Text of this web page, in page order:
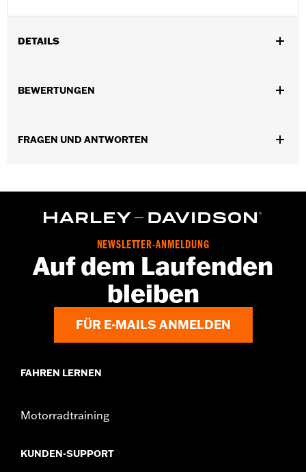
DETAILS
Funktionsmerkmale:
Pant Style: Bootcut
BEWERTUNGEN
FRAGEN UND ANTWORTEN
NEWSLETTER-ANMELDUNG
Auf dem Laufenden
bleiben
FÜR E-MAILS ANMELDEN
FAHREN LERNEN
Motorradtraining
KUNDEN-SUPPORT